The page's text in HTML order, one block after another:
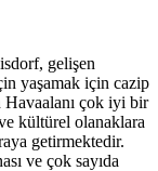
gelişen
yaşamak için cazip
çok iyi bir
kültürel olanaklara
getirmektedir.
ve çok sayıda